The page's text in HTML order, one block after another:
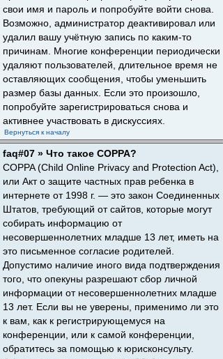
свои имя и пароль и попробуйте войти снова.
Возможно, администратор деактивировал или
удалил вашу учётную запись по каким-то
причинам. Многие конференции периодически
удаляют пользователей, длительное время не
оставляющих сообщения, чтобы уменьшить
размер базы данных. Если это произошло,
попробуйте зарегистрироваться снова и
активнее участвовать в дискуссиях.
Вернуться к началу
faq#07 » Что такое COPPA?
COPPA (Child Online Privacy and Protection Act),
или Акт о защите частных прав ребенка в
интернете от 1998 г. — это закон Соединенных
Штатов, требующий от сайтов, которые могут
собирать информацию от
несовершеннолетних младше 13 лет, иметь на
это письменное согласие родителей.
Допустимо наличие иного вида подтверждения
того, что опекуны разрешают сбор личной
информации от несовершеннолетних младше
13 лет. Если вы не уверены, применимо ли это
к вам, как к регистрирующемуся на
конференции, или к самой конференции,
обратитесь за помощью к юрисконсульту.